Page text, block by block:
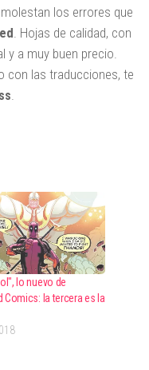
los errores que
. Hojas de calidad, con
y a muy buen precio.
con las traducciones, te
.
lo nuevo de
Comics: la tercera es la